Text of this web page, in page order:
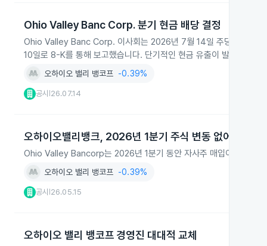
Ohio Valley Banc Corp. 분기 현금 배당 결정
Ohio Valley Banc Corp. 이사회는 2026년 7월 14일 주당 0.25달
10일로 8-K를 통해 보고했습니다. 단기적인 현금 유출이 발생할 예정
오하이오 밸리 뱅코프 -0.39%
공시 26.07.14
오하이오밸리뱅크, 2026년 1분기 주식 변동 없어
Ohio Valley Bancorp는 2026년 1분기 동안 자사주 매입이나 미등
오하이오 밸리 뱅코프 -0.39%
공시 26.05.15
오하이오 밸리 뱅코프 경영진 대대적 교체